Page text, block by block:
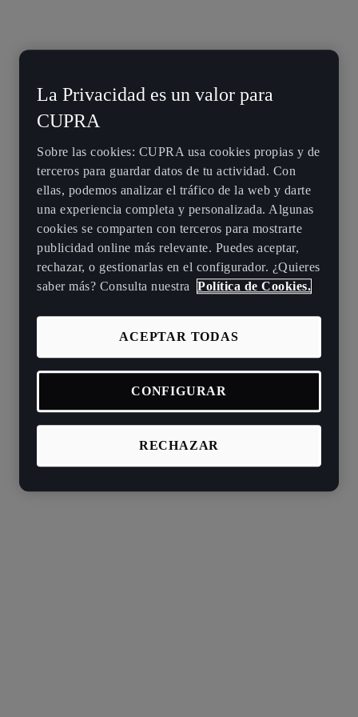
proceso y tus cambios no serán
Cancelar Cerrar
La Privacidad es un valor para
CUPRA
Sobre las cookies: CUPRA usa cookies propias y de
terceros para guardar datos de tu actividad. Con
ellas, podemos analizar el tráfico de la web y darte
una experiencia completa y personalizada. Algunas
cookies se comparten con terceros para mostrarte
publicidad online más relevante. Puedes aceptar,
rechazar, o gestionarlas en el configurador. ¿Quieres
saber más? Consulta nuestra Política de Cookies.
RECHAZAR
ACEPTAR TODAS
CONFIGURAR